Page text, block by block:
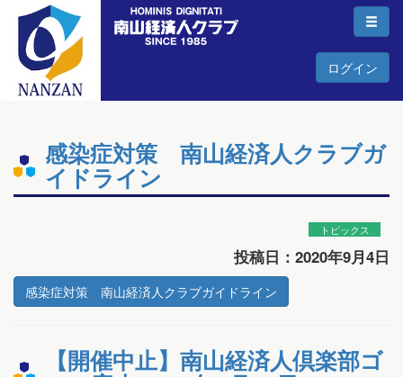
ログイン
感染症対策 南山経済人クラブガ
イドライン
トピックス
投稿日：2020年9月4日
感染症対策 南山経済人クラブガイドライン
【開催中止】南山経済人倶楽部ゴ